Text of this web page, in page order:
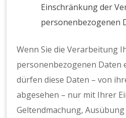
Einschränkung der
personenbezogenen
Wenn Sie die Verarbeitung
personenbezogenen Daten
dürfen diese Daten – von
abgesehen – nur mit Ihrer
Geltendmachung,